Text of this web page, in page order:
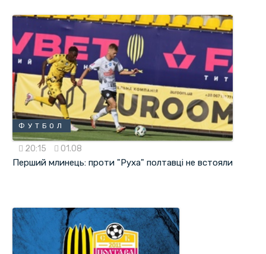
ФУТБОЛ
20:15 01.08
Перший млинець: проти "Руха" полтавці не встояли